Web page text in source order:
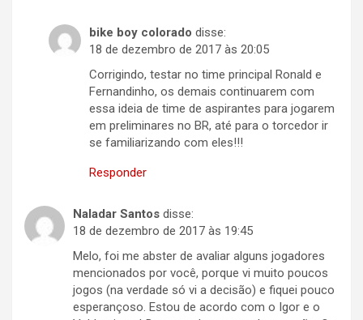
bike boy colorado disse:
18 de dezembro de 2017 às 20:05
Corrigindo, testar no time principal Ronald e
Fernandinho, os demais continuarem com
essa ideia de time de aspirantes para jogarem
em preliminares no BR, até para o torcedor ir
se familiarizando com eles!!!
Responder
Naladar Santos disse:
18 de dezembro de 2017 às 19:45
Melo, foi me abster de avaliar alguns jogadores
mencionados por você, porque vi muito poucos
jogos (na verdade só vi a decisão) e fiquei pouco
esperançoso. Estou de acordo com o Igor e o